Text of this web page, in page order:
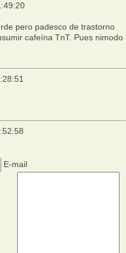
pero padesco de trastorno
cafeína TnT. Pues nimodo
E-mail